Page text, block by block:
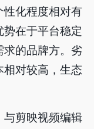
性化程度相对有
在于平台稳定
求的品牌方。劣
对较高，生态
与剪映视频编辑